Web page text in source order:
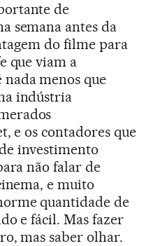
de
semana antes da
do filme para
que viam a
menos que
indústria
e os contadores que
investimento
não falar de
e muito
quantidade de
e fácil. Mas fazer
mas saber olhar.